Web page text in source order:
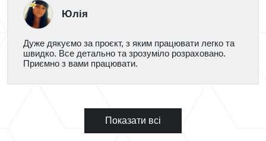
Юлія
Дуже дякуємо за проєкт, з яким працювати легко та
швидко. Все детально та зрозуміло розраховано.
Приємно з вами працювати.
Показати всі